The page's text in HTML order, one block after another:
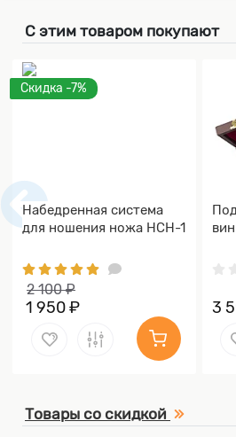
С этим товаром покупают
Скидка -7%
Набедренная система
для ношения ножа НСН-1
2 100 ₽
1 950 ₽ 3
Товары со скидкой